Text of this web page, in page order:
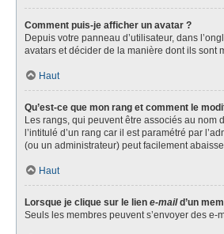
Comment puis-je afficher un avatar ?
Depuis votre panneau d’utilisateur, dans
avatars et décider de la manière dont ils sont
Haut
Qu’est-ce que mon rang et comment le
Les rangs, qui peuvent être associés au nom
l’intitulé d’un rang car il est paramétré par
(ou un administrateur) peut facilement
Haut
Lorsque je clique sur le lien e-maild’un
Seuls les membres peuvent s’envoyer des